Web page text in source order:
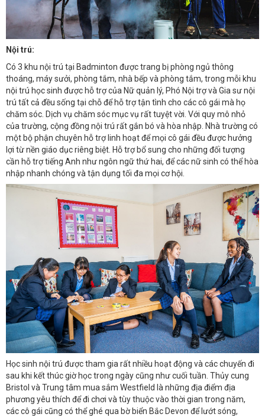
Nội trú:
Có 3 khu nội trú tại Badminton được trang bị phòng ngủ thông
thoáng, máy sưởi, phòng tắm, nhà bếp và phòng tắm, trong mỗi khu
nội trú học sinh được hỗ trợ của Nữ quản lý, Phó Nội trợ và Gia sư nội
trú tất cả đều sống tại chỗ để hỗ trợ tận tình cho các cô gái mà họ
chăm sóc. Dịch vụ chăm sóc mục vụ rất tuyệt vời. Với quy mô nhỏ
của trường, cộng đồng nội trú rất gắn bó và hòa nhập. Nhà trường có
một bộ phận chuyên hỗ trợ linh hoạt để mọi cô gái đều được hưởng
lợi từ nền giáo dục riêng biệt. Hỗ trợ bổ sung cho những đối tượng
cần hỗ trợ tiếng Anh như ngôn ngữ thứ hai, để các nữ sinh có thể hòa
nhập nhanh chóng và tận dụng tối đa mọi cơ hội.
Học sinh nội trú được tham gia rất nhiều hoạt động và các chuyến đi
sau khi kết thúc giờ học trong ngày cũng như cuối tuần. Thủy cung
Bristol và Trung tâm mua sắm Westfield là những địa điểm địa
phương yêu thích để đi chơi và tùy thuộc vào thời gian trong năm,
các cô gái cũng có thể ghé qua bờ biển Bắc Devon để lướt sóng,